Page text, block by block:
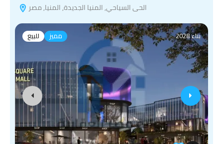
الحى السياحي, المنيا الجديدة, المنيا, مصر
للبيع مميز بناء 2028